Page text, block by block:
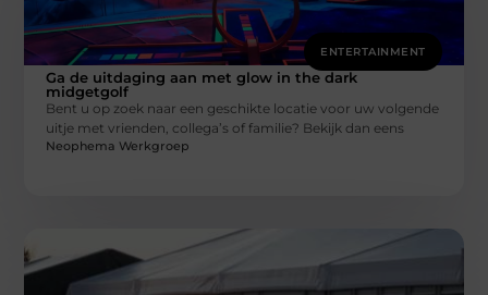
ENTERTAINMENT
Ga de uitdaging aan met glow in the dark
midgetgolf
Bent u op zoek naar een geschikte locatie voor uw volgende
uitje met vrienden, collega’s of familie? Bekijk dan eens
Neophema Werkgroep